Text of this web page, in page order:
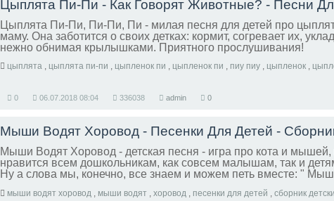
Цыплята Пи-Пи, Пи-Пи, Пи - милая песня для детей про цыплят
маму. Она заботится о своих детках: кормит, согревает их,
нежно обнимая крылышками. Приятного прослушивания!
цыплята , цыплята пи-пи , цыпленок пи , цыпленок пи , пиу пиу , цыпленок ,
0 06.07.2018 08:04 336038 admin 0
Мыши Водят Хоровод - детская песня - игра про кота и мышей,
нравится всем дошкольникам, как совсем малышам, так и
Ну а слова мы, конечно, все знаем и можем петь вместе: "
мыши водят хоровод , мыши водят , хоровод , песенки для детей , сборник